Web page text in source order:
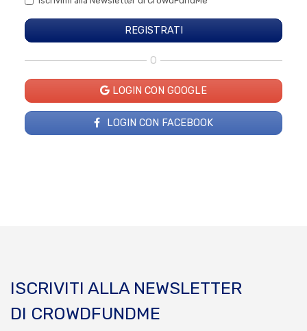
O
LOGIN CON GOOGLE
LOGIN CON FACEBOOK
ISCRIVITI ALLA NEWSLETTER
DI CROWDFUNDME